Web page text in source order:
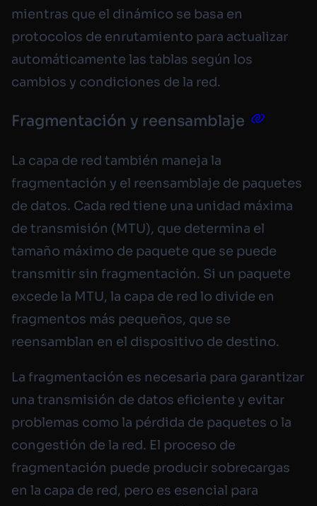
mientras que el dinámico se basa en
protocolos de enrutamiento para actualizar
automáticamente las tablas según los
cambios y condiciones de la red.
Fragmentación y reensamblaje
La capa de red también maneja la
fragmentación y el reensamblaje de paquetes
de datos. Cada red tiene una unidad máxima
de transmisión (MTU), que determina el
tamaño máximo de paquete que se puede
transmitir sin fragmentación. Si un paquete
excede la MTU, la capa de red lo divide en
fragmentos más pequeños, que se
reensamblan en el dispositivo de destino.
La fragmentación es necesaria para garantizar
una transmisión de datos eficiente y evitar
problemas como la pérdida de paquetes o la
congestión de la red. El proceso de
fragmentación puede producir sobrecargas
en la capa de red, pero es esencial para